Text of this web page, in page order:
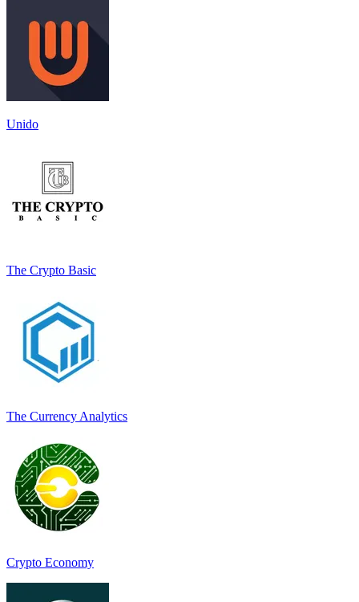
Unido
The Crypto Basic
The Currency Analytics
Crypto Economy